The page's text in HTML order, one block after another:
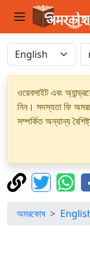
ওয়েবসাইট এবং
নিন। সদস্যতা ফি
সম্পর্কিত অন্যান্য
অমরকোষ